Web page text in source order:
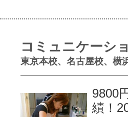
コミュニケーシ
東京本校、名古屋校、横
9800
績！